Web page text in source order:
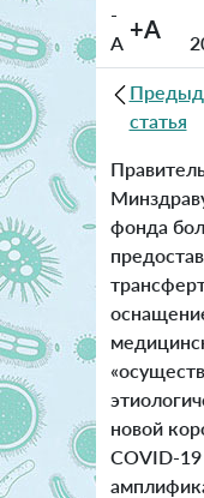
-
A +A
статья
фонда
новой
COVID-